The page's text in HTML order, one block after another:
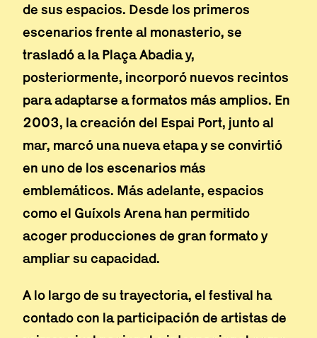
de sus espacios. Desde los primeros
escenarios frente al monasterio, se
trasladó a la Plaça Abadia y,
posteriormente, incorporó nuevos recintos
para adaptarse a formatos más amplios. En
2003, la creación del Espai Port, junto al
mar, marcó una nueva etapa y se convirtió
en uno de los escenarios más
emblemáticos. Más adelante, espacios
como el Guíxols Arena han permitido
acoger producciones de gran formato y
ampliar su capacidad.
A lo largo de su trayectoria, el festival ha
contado con la participación de artistas de